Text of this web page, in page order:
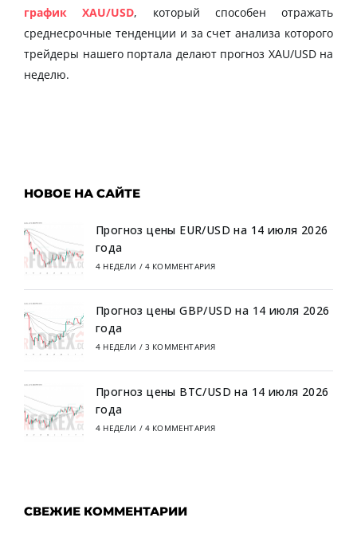
график XAU/USD, который способен отражать
среднесрочные тенденции и за счет анализа которого
трейдеры нашего портала делают прогноз XAU/USD на
неделю.
НОВОЕ НА САЙТЕ
Прогноз цены EUR/USD на 14 июля 2026
года
4 НЕДЕЛИ / 4 КОММЕНТАРИЯ
Прогноз цены GBP/USD на 14 июля 2026
года
4 НЕДЕЛИ / 3 КОММЕНТАРИЯ
Прогноз цены BTC/USD на 14 июля 2026
года
4 НЕДЕЛИ / 4 КОММЕНТАРИЯ
СВЕЖИЕ КОММЕНТАРИИ